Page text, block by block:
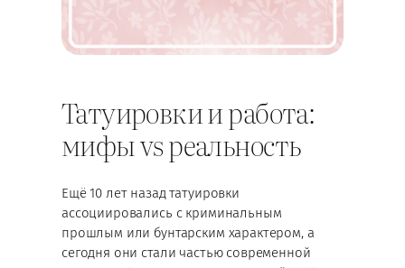
Татуировки и работа:
мифы vs реальность
Ещё 10 лет назад татуировки
ассоциировались с криминальным
прошлым или бунтарским характером, а
сегодня они стали частью современной